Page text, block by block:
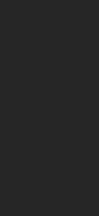
wynika
praktyce, bo
i